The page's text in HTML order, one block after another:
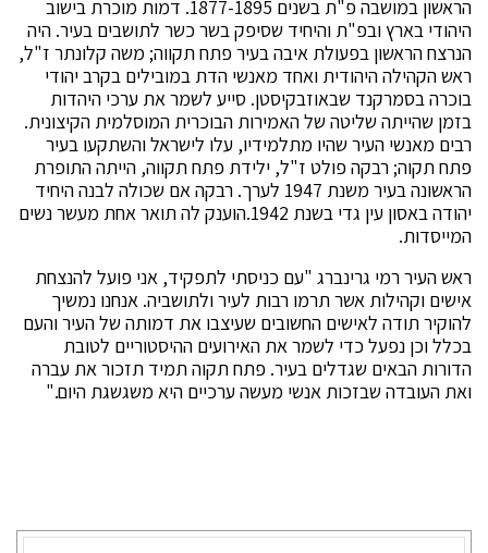
הראשון במושבה פ"ת בשנים 1877-1895. דמות מוכרת בישוב
היהודי בארץ ובפ"ת והיחיד שסיפק בשר כשר לתושבים בעיר. היה
הנרצח הראשון בפעולת איבה בעיר פתח תקווה; משה קלונתר ז"ל,
ראש הקהילה היהודית ואחד מאנשי הדת במובילים בקרב יהודי
בוכרה בסמרקנד שבאוזבקיסטן. סייע לשמר את ערכי היהדות
בזמן שהייתה שליטה של האמירות הבוכרית המוסלמית הקיצונית.
רבים מאנשי העיר שהיו מתלמידיו, עלו לישראל והשתקעו בעיר
פתח תקוה; רבקה פולט ז"ל, ילידת פתח תקווה, הייתה התופרת
הראשונה בעיר משנת 1947 לערך. רבקה אם שכולה לבנה היחיד
יהודה באסון עין גדי בשנת 1942.הוענק לה תואר אחת מעשר נשים
המייסדות.
ראש העיר רמי גרינברג "עם כניסתי לתפקיד, אני פועל להנצחת
אישים וקהילות אשר תרמו רבות לעיר ולתושביה. אנחנו נמשיך
להוקיר תודה לאישים החשובים שעיצבו את דמותה של העיר והעם
בכלל וכן נפעל כדי לשמר את האירועים ההיסטוריים לטובת
הדורות הבאים שגדלים בעיר. פתח תקוה תמיד תזכור את עברה
ואת העובדה שבזכות אנשי מעשה ערכיים היא משגשגת היום."